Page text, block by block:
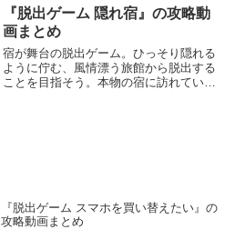
けで遊ぶこともできるぞ。
『脱出ゲーム 隠れ宿』の攻略動
画まとめ
宿が舞台の脱出ゲーム。ひっそり隠れる
ように佇む、風情漂う旅館から脱出する
ことを目指そう。本物の宿に訪れている
『脱出ゲーム スマホを買い替えたい』の
攻略動画まとめ